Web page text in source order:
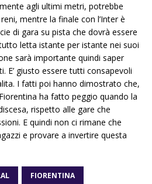
agli ultimi metri, potrebbe
mentre la finale con l’Inter è
di gara su pista che dovrà essere
letta istante per istante nei suoi
sarà importante quindi saper
E’ giusto essere tutti consapevoli
I fatti poi hanno dimostrato che,
ha fatto peggio quando la
rispetto alle gare che
E quindi non ci rimane che
e provare a invertire questa
FIORENTINA